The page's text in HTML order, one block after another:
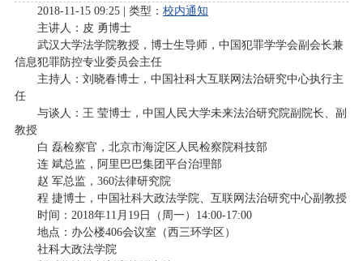
2018-11-15 09:25 | 类型： 校内通知
主讲人：皮 勇博士
武汉大学法学院教授，博士生导师，中国犯罪学学会副会长兼
信息犯罪防控专业委员会主任
主持人：刘晓春博士，中国社科大互联网法治研究中心执行主
任
与谈人：王 莹博士，中国人民大学未来法治研究院副院长、副
教授
白 磊检察官，北京市海淀区人民检察院科技部
连 斌总监，阿里巴巴集团平台治理部
赵 军总监，360法律研究院
程 捷博士，中国社科大政法学院、互联网法治研究中心副教授
时间：2018年11月19日（周一）14:00-17:00
地点：办公楼406会议室（西三环学区）
社科大政法学院